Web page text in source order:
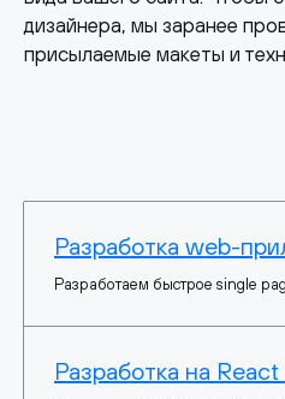
дизайнера, мы заранее
присылаемые макеты и
Разработка web-
Разработаем быстрое single
Разработка на